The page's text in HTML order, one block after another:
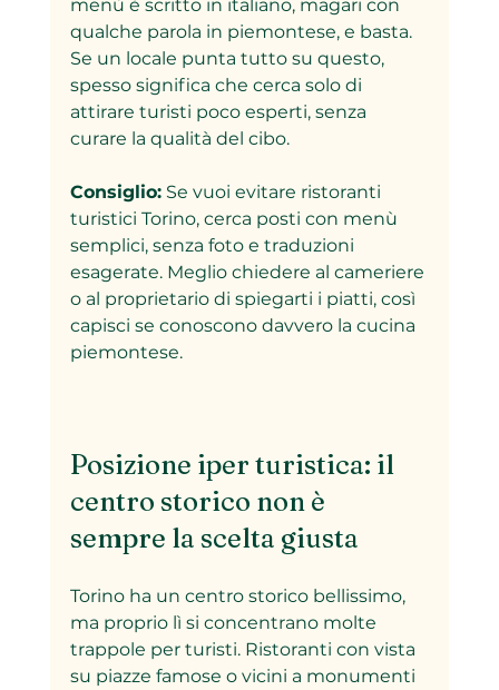
menù è scritto in italiano, magari con
qualche parola in piemontese, e basta.
Se un locale punta tutto su questo,
spesso significa che cerca solo di
attirare turisti poco esperti, senza
curare la qualità del cibo.
Consiglio: Se vuoi evitare ristoranti
turistici Torino, cerca posti con menù
semplici, senza foto e traduzioni
esagerate. Meglio chiedere al cameriere
o al proprietario di spiegarti i piatti, così
capisci se conoscono davvero la cucina
piemontese.
Posizione iper turistica: il
centro storico non è
sempre la scelta giusta
Torino ha un centro storico bellissimo,
ma proprio lì si concentrano molte
trappole per turisti. Ristoranti con vista
su piazze famose o vicini a monumenti